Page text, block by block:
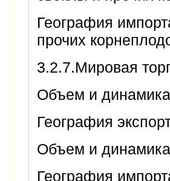
География
прочих
3.2.7.Мировая
Объем и
География
Объем и
География